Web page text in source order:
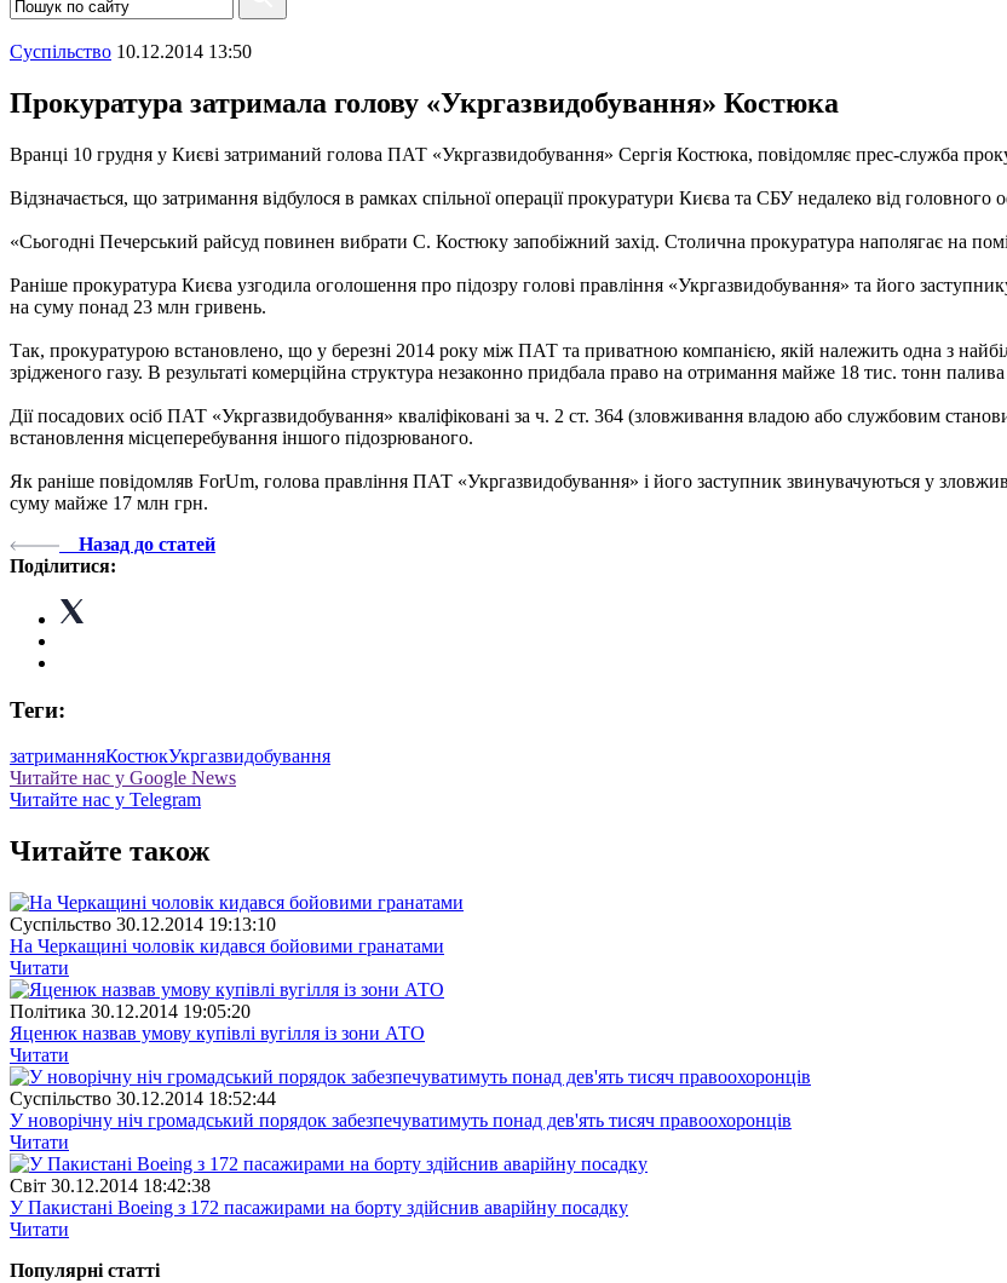
Суспiльство 10.12.2014 13:50
Прокуратура затримала голову «Укргазвидобування» Костюка
Вранці 10 грудня у Києві затриманий голова ПАТ «Укргазвидобування» Сергія Костюка, повідомляє прес-служба
Відзначається, що затримання відбулося в рамках спільної операції прокуратури Києва та СБУ недалеко від головного
«Сьогодні Печерський райсуд повинен вибрати С. Костюку запобіжний захід. Столична прокуратура наполягає на
Раніше прокуратура Києва узгодила оголошення про підозру голові правління «Укргазвидобування» та його
на суму понад 23 млн гривень.
Так, прокуратурою встановлено, що у березні 2014 року між ПАТ та приватною компанією, якій належить одна з
зрідженого газу. В результаті комерційна структура незаконно придбала право на отримання майже 18 тис. тонн
Дії посадових осіб ПАТ «Укргазвидобування» кваліфіковані за ч. 2 ст. 364 (зловживання владою або службовим
встановлення місцеперебування іншого підозрюваного.
Як раніше повідомляв ForUm, голова правління ПАТ «Укргазвидобування» і його заступник звинувачуються у
суму майже 17 млн грн.
Назад до статей
Поділитися:
Теги:
затриманняКостюкУкргазвидобування
Читайте нас у Google News
Читайте нас у Telegram
Читайте також
Суспiльство 30.12.2014 19:13:10
На Черкащині чоловік кидався бойовими гранатами
Читати
Полiтика 30.12.2014 19:05:20
Яценюк назвав умову купівлі вугілля із зони АТО
Читати
Суспiльство 30.12.2014 18:52:44
У новорічну ніч громадський порядок забезпечуватимуть понад дев'ять тисяч правоохоронців
Читати
Свiт 30.12.2014 18:42:38
У Пакистані Boeing з 172 пасажирами на борту здійснив аварійну посадку
Читати
Популярнi статтi